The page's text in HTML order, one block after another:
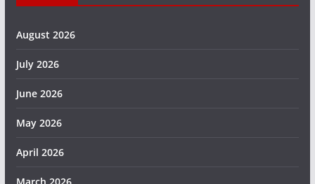
August 2026
July 2026
June 2026
May 2026
April 2026
March 2026